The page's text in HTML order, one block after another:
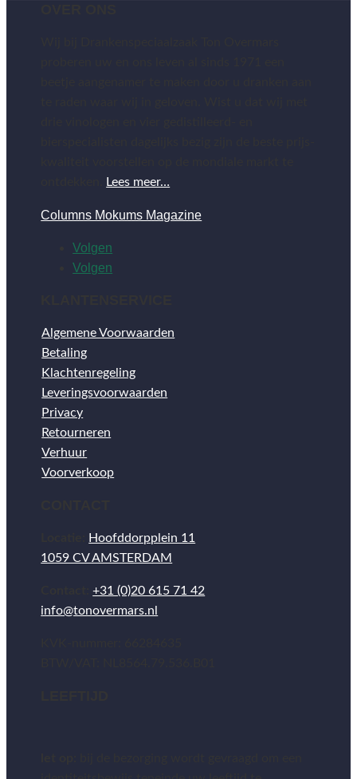
Lees meer…
Columns Mokums Magazine
Volgen
Volgen
Algemene Voorwaarden
Betaling
Klachtenregeling
Leveringsvoorwaarden
Privacy
Retourneren
Verhuur
Voorverkoop
Hoofddorpplein 11
1059 CV AMSTERDAM
+31 (0)20 615 71 42
info@tonovermars.nl